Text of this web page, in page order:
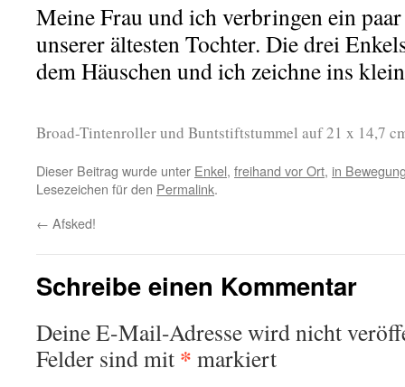
Meine Frau und ich verbringen ein
unserer ältesten Tochter. Die drei
dem Häuschen und ich zeichne ins
Broad-Tintenroller und Buntstiftstummel auf 21 x 14,7
Dieser Beitrag wurde unter Enkel, freihand vor Ort, in
Lesezeichen für den Permalink.
← Afsked!
Schreibe einen Kommentar
Deine E-Mail-Adresse wird nicht
Felder sind mit * markiert